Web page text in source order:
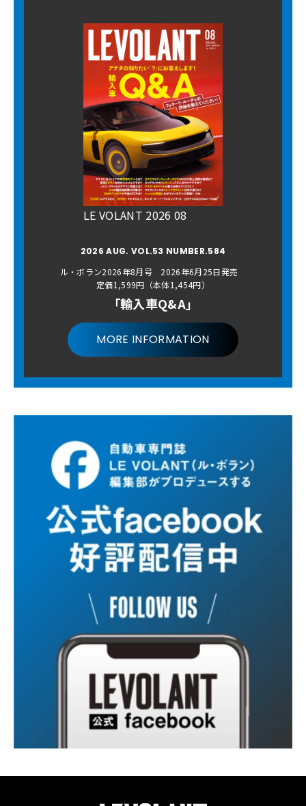
LE VOLANT 2026 08
2026 AUG. VOL.53 NUMBER.584
ル・ボラン2026年8月号 2026年6月25日発売
定価1,599円（本体1,454円）
「輸入車Q&A」
MORE INFORMATION